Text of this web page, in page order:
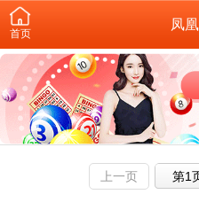
首页
凤
上一页 第1